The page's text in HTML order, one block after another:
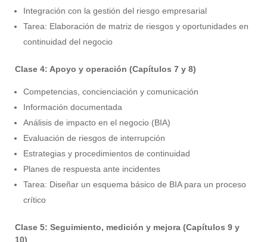
Integración con la gestión del riesgo empresarial
Tarea: Elaboración de matriz de riesgos y oportunidades en
continuidad del negocio
Clase 4: Apoyo y operación (Capítulos 7 y 8)
Competencias, concienciación y comunicación
Información documentada
Análisis de impacto en el negocio (BIA)
Evaluación de riesgos de interrupción
Estrategias y procedimientos de continuidad
Planes de respuesta ante incidentes
Tarea: Diseñar un esquema básico de BIA para un proceso
crítico
Clase 5: Seguimiento, medición y mejora (Capítulos 9 y
10)